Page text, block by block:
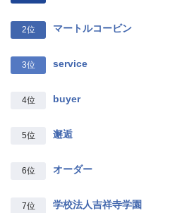
2位 マートルコービン
3位 service
4位 buyer
5位 邂逅
6位 オーダー
7位 学校法人吉祥寺学園